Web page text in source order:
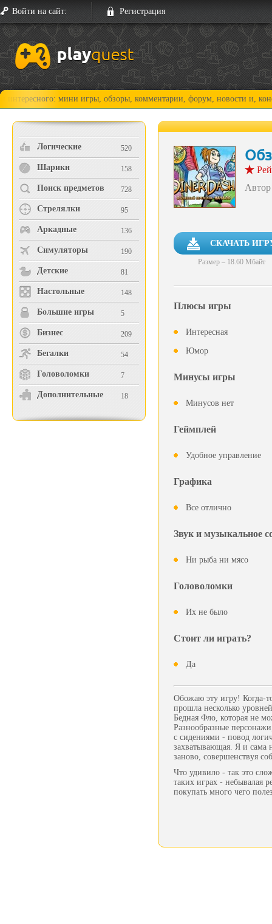
Войти на сайт: Регистрация
мини игры, обзоры, комментарии, форум, новости и, конечно,
Логические 520
Шарики 158
Поиск предметов 728
Стрелялки 95
Аркадные 136
Симуляторы 190
Детские 81
Настольные 148
Большие игры 5
Бизнес 209
Бегалки 54
Головоломки 7
Дополнительные 18
СКАЧАТЬ
Размер – 18.60 Мбайт
Плюсы игры
Интересная
Юмор
Минусы игры
Минусов нет
Геймплей
Удобное управление
Графика
Все отлично
Звук и музыкальное
Ни рыба ни мясо
Головоломки
Их не было
Стоит ли играть?
Да
Обожаю эту игру! Когда-
прошла несколько
Бедная Фло, которая не
Разнообразные
с сидениями - повод
захватывающая. Я и сама
заново, совершенствуя
Что удивило - так это
таких играх - небывалая
покупать много чего